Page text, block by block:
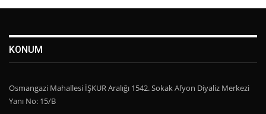
KONUM
Osmangazi Mahallesi İŞKUR Aralığı 1542. Sokak Afyon Diyaliz Merkezi
Yanı No: 15/B